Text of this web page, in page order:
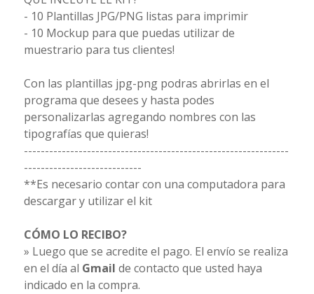
- 10 Plantillas JPG/PNG listas para imprimir
- 10 Mockup para que puedas utilizar de
muestrario para tus clientes!
Con las plantillas jpg-png podras abrirlas en el
programa que desees y hasta podes
personalizarlas agregando nombres con las
tipografías que quieras!
---------------------------------------------------------------
----------------------------
**Es necesario contar con una computadora para
descargar y utilizar el kit
CÓMO LO RECIBO?
» Luego que se acredite el pago. El envío se realiza
en el día al Gmail de contacto que usted haya
indicado en la compra.